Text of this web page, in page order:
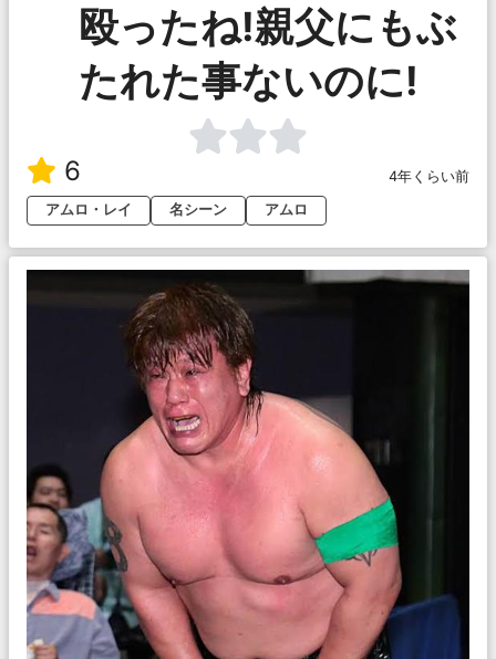
殴ったね!親父にもぶ
たれた事ないのに!
6
4年くらい前
アムロ・レイ
名シーン アムロ